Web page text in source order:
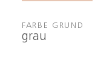
FARBE GRUND
grau